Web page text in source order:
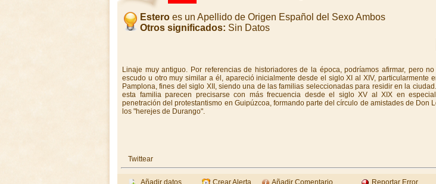
Estero es un Apellido de Origen Español del Sexo Ambos
Otros significados: Sin Datos
Linaje muy antiguo. Por referencias de historiadores de la época, podríamos afirmar, pero
escudo u otro muy similar a él, apareció inicialmente desde el siglo XI al XIV, particularmente
Pamplona, fines del siglo XII, siendo una de las familias seleccionadas para residir en la
esta familia parecen precisarse con más frecuencia desde el siglo XV al XIX en
penetración del protestantismo en Guipúzcoa, formando parte del círculo de amistades de Don
los "herejes de Durango".
Twittear
Añadir datos Crear Alerta Añadir Comentario Reportar Error